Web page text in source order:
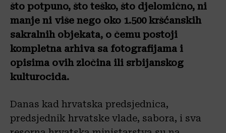
što potpuno, što teško, što djelomično, ni
manje ni više nego oko 1.500 kršćanskih
sakralnih objekata, o čemu postoji
kompletna arhiva sa fotografijama i
opisima ovih zločina ili srbijanskog
kulturocida.
Danas kad hrvatska predsjednica,
predsjednik hrvatske vlade, sabora, i sva